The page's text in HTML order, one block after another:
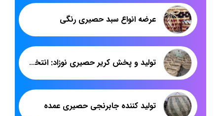
عرضه انواع سبد حصیری رنگی
تولید و پخش کریر حصیری نوزاد: انتخابی ایمن و زیبا برای والدین
تولید کننده جابرنجی حصیری عمده